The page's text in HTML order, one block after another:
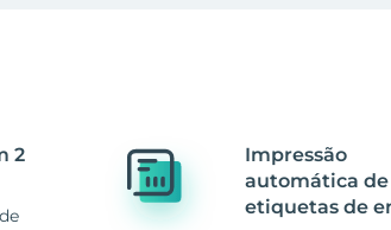
2
Impressão
automática de
etiquetas de